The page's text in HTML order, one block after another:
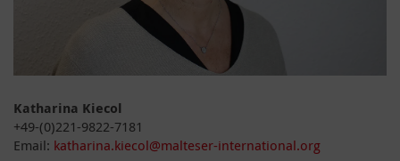
Katharina Kiecol
+49-(0)221-9822-7181
Email: katharina.kiecol@malteser-international.org